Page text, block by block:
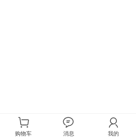
购物车 消息 我的